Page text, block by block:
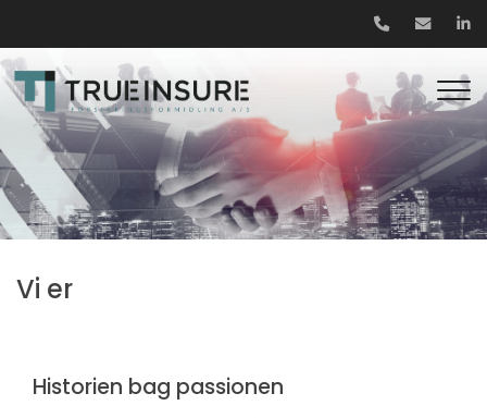
hovedindhold
Vi er
Historien bag passionen